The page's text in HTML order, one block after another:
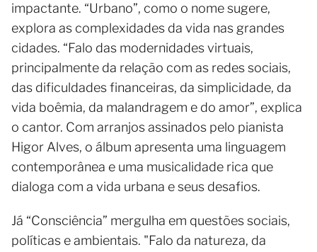
impactante. “Urbano”, como o nome sugere,
explora as complexidades da vida nas grandes
cidades. “Falo das modernidades virtuais,
principalmente da relação com as redes sociais,
das dificuldades financeiras, da simplicidade, da
vida boêmia, da malandragem e do amor”, explica
o cantor. Com arranjos assinados pelo pianista
Higor Alves, o álbum apresenta uma linguagem
contemporânea e uma musicalidade rica que
dialoga com a vida urbana e seus desafios.
Já “Consciência” mergulha em questões sociais,
políticas e ambientais. "Falo da natureza, da